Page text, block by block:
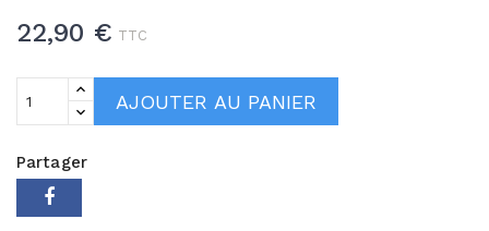
22,90 € TTC
AJOUTER AU PANIER
Partager